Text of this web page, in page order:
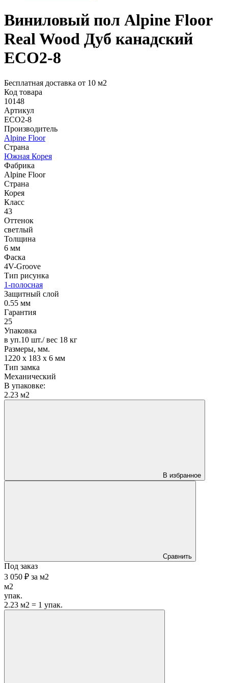
Виниловый пол Alpine Floor
Real Wood Дуб канадский
ECO2-8
Бесплатная доставка от 10 м2
Код товара
10148
Артикул
ECO2-8
Производитель
Alpine Floor
Страна
Южная Корея
Фабрика
Alpine Floor
Страна
Корея
Класс
43
Оттенок
светлый
Толщина
6 мм
Фаска
4V-Groove
Тип рисунка
1-полосная
Защитный слой
0.55 мм
Гарантия
25
Упаковка
в уп.10 шт./ вес 18 кг
Размеры, мм.
1220 х 183 х 6 мм
Тип замка
Механический
В упаковке:
2.23 м2
В избранное
Сравнить
Под заказ
3 050 ₽ за м2
м2
упак.
2.23 м2 = 1 упак.